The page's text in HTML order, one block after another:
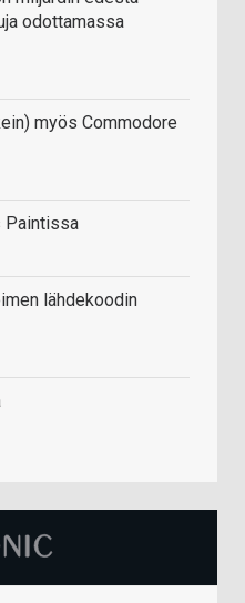
odottamassa
myös Commodore
Paintissa
lähdekoodin